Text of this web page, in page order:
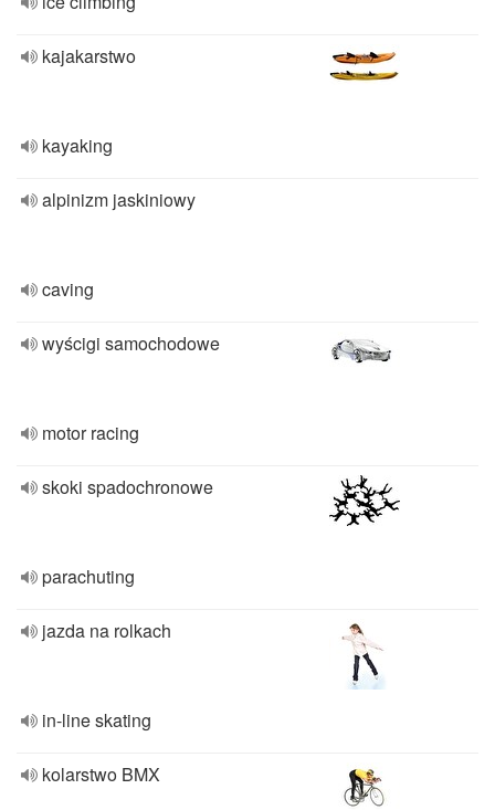
kajakarstwo
kayaking
alpinizm jaskiniowy
caving
wyścigi samochodowe
motor racing
skoki spadochronowe
parachuting
jazda na rolkach
in-line skating
kolarstwo BMX